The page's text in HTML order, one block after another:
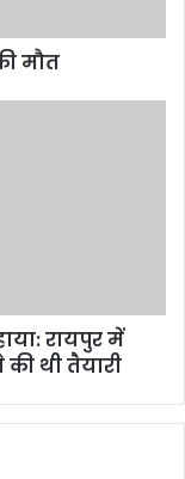
मौत
रायपुर में
थी तैयारी